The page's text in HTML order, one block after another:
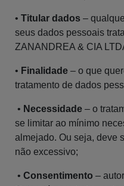
• Titular dados –
seus dados pessoais
ZANANDREA & CIA
• Finalidade – o que
tratamento de dados
• Necessidade – o
se limitar ao mínimo
almejado. Ou seja, deve
não excessivo;
• Consentimento –